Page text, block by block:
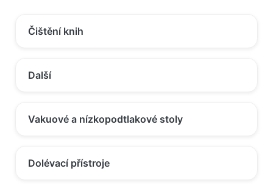
Čištění knih
Další
Vakuové a nízkopodtlakové stoly
Dolévací přístroje